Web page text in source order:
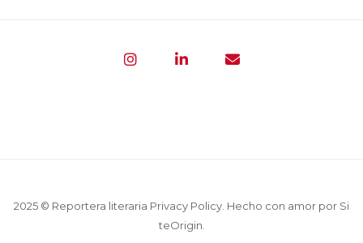
2025 © Reportera literaria Privacy Policy. Hecho con amor por Si
teOrigin.